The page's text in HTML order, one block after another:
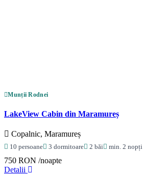
Munții Rodnei
LakeView Cabin din Maramureș
Copalnic, Maramureș
10 persoane 3 dormitoare 2 băi min. 2 nopți
750 RON /noapte
Detalii